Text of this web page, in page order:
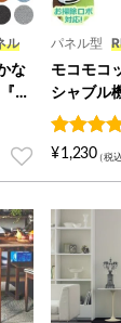
ル
な
PI
段階評価のう
パネル型
モコモコ
シャブル
ット
4
件の利
¥ 1,230